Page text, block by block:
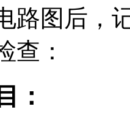
路图后，
查：
：